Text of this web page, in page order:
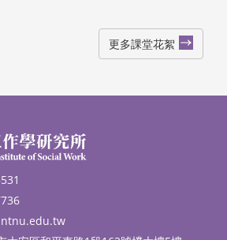
更多課堂花絮